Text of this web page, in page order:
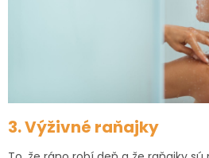
3. Výživné raňajky